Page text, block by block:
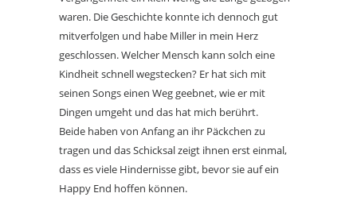
waren. Die Geschichte konnte ich dennoch gut
mitverfolgen und habe Miller in mein Herz
geschlossen. Welcher Mensch kann solch eine
Kindheit schnell wegstecken? Er hat sich mit
seinen Songs einen Weg geebnet, wie er mit
Dingen umgeht und das hat mich berührt.
Beide haben von Anfang an ihr Päckchen zu
tragen und das Schicksal zeigt ihnen erst einmal,
dass es viele Hindernisse gibt, bevor sie auf ein
Happy End hoffen können.